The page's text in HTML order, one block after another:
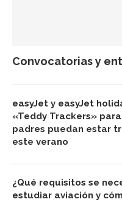
Convocatorias y
easyJet y easyJet
«Teddy Trackers»
padres puedan estar
este verano
¿Qué requisitos se
estudiar aviación y